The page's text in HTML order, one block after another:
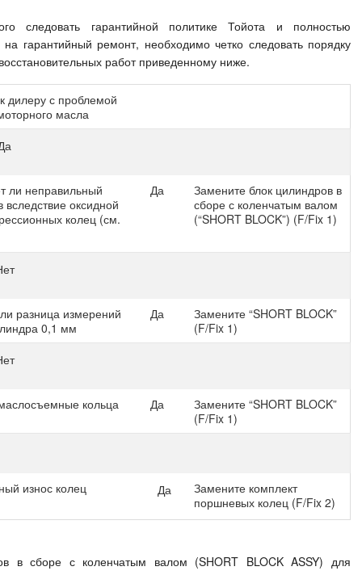
следовать гарантийной политике Тойота и полностью
на гарантийный ремонт, необходимо четко следовать порядку
работ приведенному ниже.
дилеру с проблемой
масла
ли неправильный
вследствие оксидной
колец (см.
Да
Замените блок цилиндров в
сборе с коленчатым валом
(“SHORT BLOCK”) (F/Fix 1)
разница измерений
0,1 мм
Да
Замените “SHORT BLOCK”
(F/Fix 1)
кольца Да
Замените “SHORT BLOCK”
(F/Fix 1)
износ колец Да
Замените комплект
поршневых колец (F/Fix 2)
в сборе с коленчатым валом (SHORT BLOCK ASSY) для